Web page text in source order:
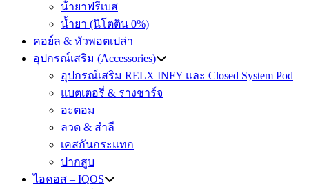
น้ํายาฟรีเบส
น้ำยา (นิโตติน 0%)
คอย์ล & หัวพอตเปล่า
อุปกรณ์เสริม (Accessories)
อุปกรณ์เสริม RELX INFY และ Closed System Pod
แบตเตอรี่ & รางชาร์จ
อะตอม
ลวด ​& สำลี
เคสกันกระแทก
ปากสูบ
ไอคอส – IQOS